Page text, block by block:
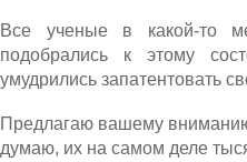
Все ученые в какой-то
подобрались к этому
умудрились запатентовать
Предлагаю вашему
думаю, их на самом деле